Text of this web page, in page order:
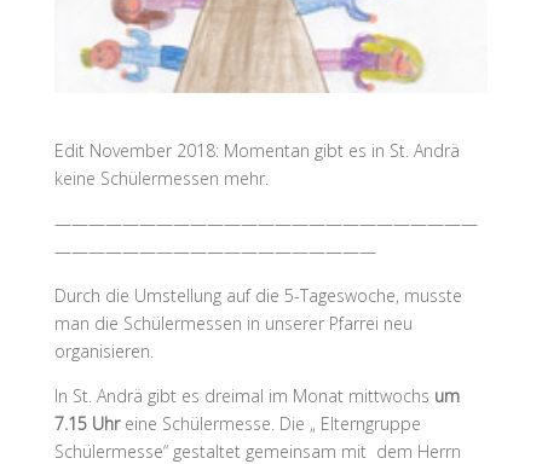
Edit November 2018: Momentan gibt es in St. Andrä
keine Schülermessen mehr.
—————————————————————————
———————————————————
Durch die Umstellung auf die 5-Tageswoche, musste
man die Schülermessen in unserer Pfarrei neu
organisieren.
In St. Andrä gibt es dreimal im Monat mittwochs um
7.15 Uhreine Schülermesse. Die „ Elterngruppe
Schülermesse“ gestaltet gemeinsam mit dem Herrn